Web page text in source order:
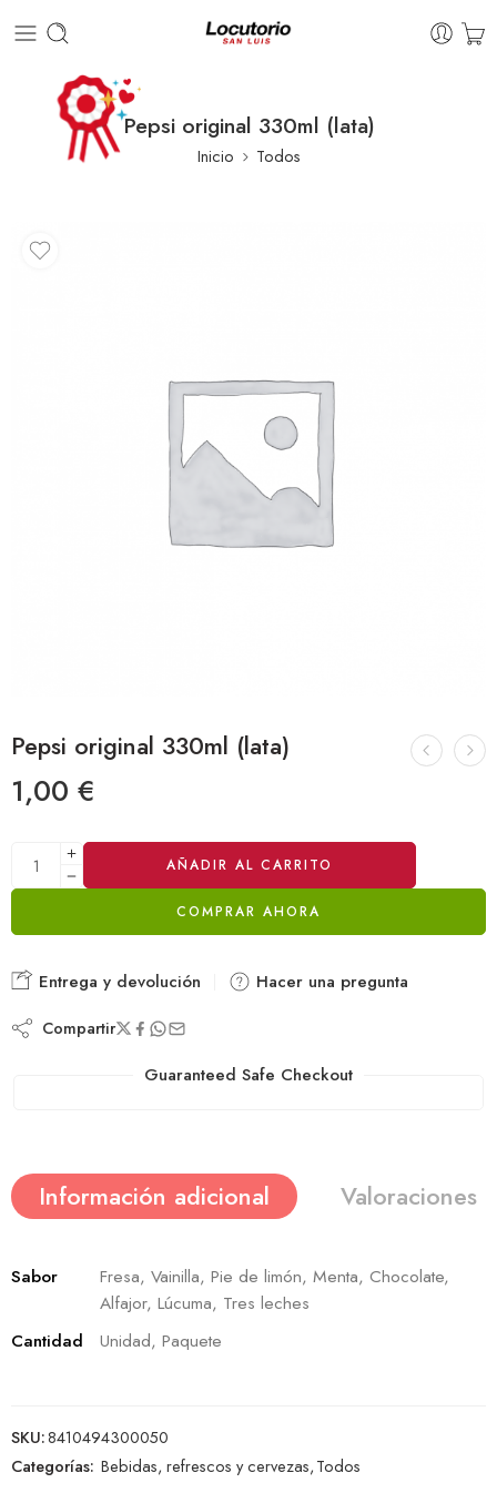
Pepsi original 330ml (lata)
Inicio Todos
Pepsi original 330ml (lata)
1,00 €
AÑADIR AL CARRITO
COMPRAR AHORA
Alternative:
Entrega y devolución Hacer una pregunta
Compartir
Guaranteed Safe Checkout
Información adicional Valoraciones
Sabor
Fresa, Vainilla, Pie de limón, Menta, Chocolate,
Alfajor, Lúcuma, Tres leches
Cantidad
Unidad, Paquete
SKU:8410494300050
Categorías: Bebidas, refrescos y cervezas,Todos